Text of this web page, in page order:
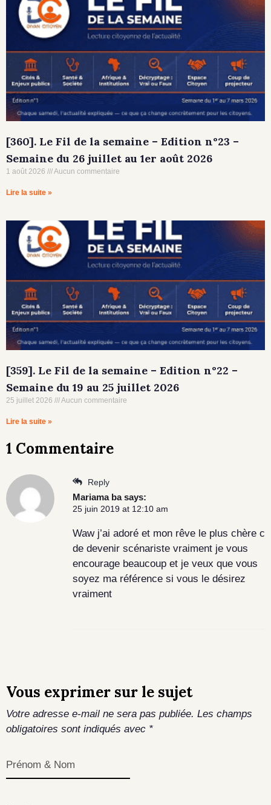
[360]. Le Fil de la semaine – Edition n°23 –
Semaine du 26 juillet au 1er août 2026
1 août 2026 Aucun commentaire
Lire la suite »
[359]. Le Fil de la semaine – Edition n°22 –
Semaine du 19 au 25 juillet 2026
25 juillet 2026 Aucun commentaire
Lire la suite »
1 Commentaire
Reply
Mariama ba says:
25 juin 2019 at 12:10 am
Waw j’ai adoré et mon rêve le plus chère c
de devenir scénariste vraiment je vous
encourage beaucoup et je veux que vous
soyez ma référence si vous le désirez
vraiment
Vous exprimer sur le sujet
Votre adresse e-mail ne sera pas publiée. Les champs
obligatoires sont indiqués avec *